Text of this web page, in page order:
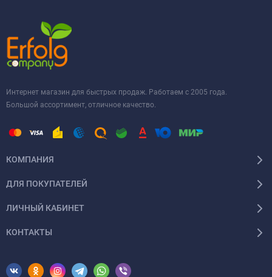
Интернет магазин для быстрых продаж. Работаем с 2005 года.
Большой ассортимент, отличное качество.
КОМПАНИЯ
ДЛЯ ПОКУПАТЕЛЕЙ
ЛИЧНЫЙ КАБИНЕТ
КОНТАКТЫ